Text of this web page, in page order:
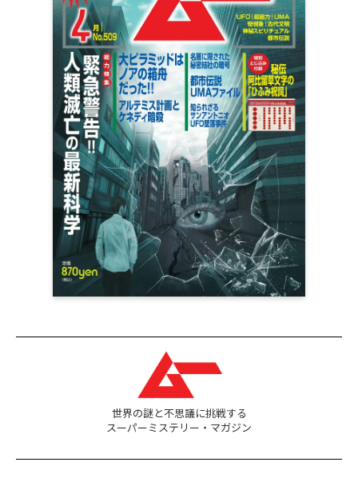
世界の謎と不思議に挑戦する
スーパーミステリー・マガジン